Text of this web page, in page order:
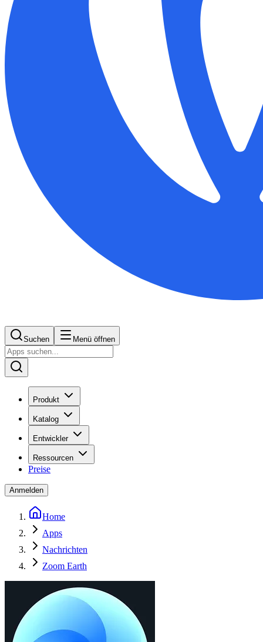
Suchen Menü öffnen
Produkt
Katalog
Entwickler
Ressourcen
Preise
Anmelden
Home
Apps
Nachrichten
Zoom Earth